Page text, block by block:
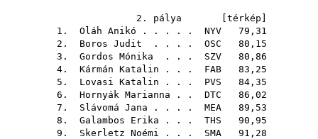
2. pálya [ térkép
1. Oláh Anikó . . . . . NYV 79,31
2. Boros Judit . . . . OSC 80,15
3. Gordos Mónika . . . SZV 80,86
4. Kármán Katalin . . . FAB 83,25
5. Lovasi Katalin . . . PVS 84,35
6. Hornyák Marianna . . DTC 86,02
7. Slávomá Jana . . . . MEA 89,53
8. Galambos Erika . . . THS 90,95
9. Skerletz Noémi . . . SMA 91,28